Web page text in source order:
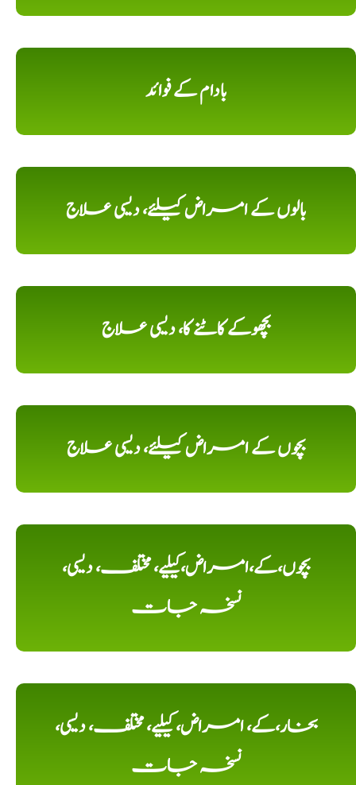
بادام کے فوائد
بالوں کے امراض کیلئے، دیسی علاج
بچھوکے کاٹنے کا، دیسی علاج
بچوں کے امراض کیلئے، دیسی علاج
بچوں،کے،امراض،کیلیے، مختلف، دیسی،
نسخہ جات
بخار،کے، امراض، کیلیے، مختلف، دیسی،
نسخہ جات